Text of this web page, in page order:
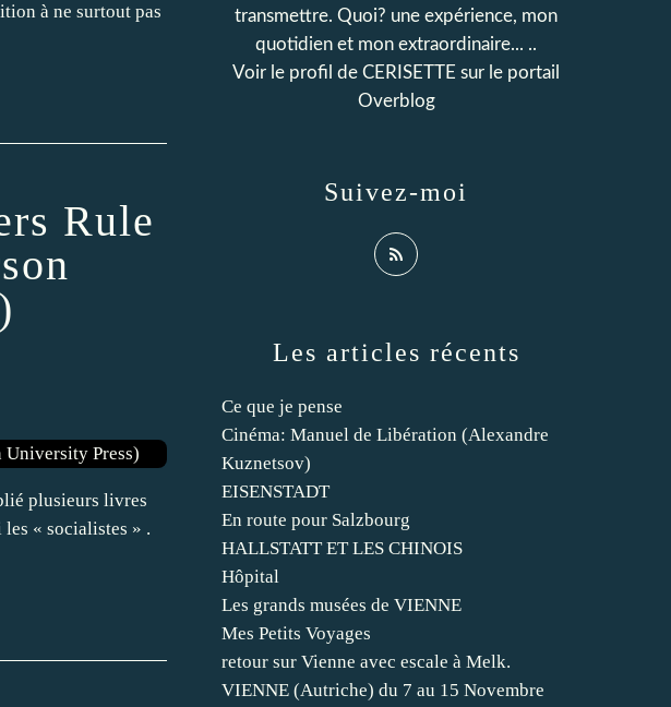
à ne surtout pas
Rule
plusieurs livres
les « socialistes » .
Les articles récents
Ce que je pense
Cinéma: Manuel de Libération (Alexandre
Kuznetsov)
EISENSTADT
En route pour Salzbourg
HALLSTATT ET LES CHINOIS
Hôpital
Les grands musées de VIENNE
Mes Petits Voyages
retour sur Vienne avec escale à Melk.
VIENNE (Autriche) du 7 au 15 Novembre
Suivez-moi
transmettre. Quoi? une expérience, mon
quotidien et mon extraordinaire... ..
Voir le profil de CERISETTE sur le portail
Overblog